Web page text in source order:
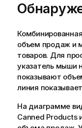
объем продаж и
товаров. Для
указатель мыши
показывают
линия
На диаграмме
Canned Products